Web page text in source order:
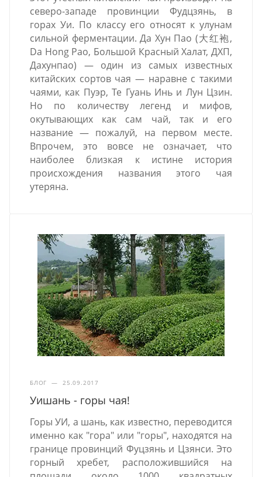
северо-западе провинции Фудцзянь, в
горах Уи. По классу его относят к улунам
сильной ферментации. Да Хун Пао (大红袍,
Da Hong Pao, Большой Красный Халат, ДХП,
Дахунпао) — один из самых известных
китайских сортов чая — наравне с такими
чаями, как Пуэр, Те Гуань Инь и Лун Цзин.
Но по количеству легенд и мифов,
окутывающих как сам чай, так и его
название — пожалуй, на первом месте.
Впрочем, это вовсе не означает, что
наиболее близкая к истине история
происхождения названия этого чая
утеряна.
БЛОГ — 25.09.2017
Уишань - горы чая!
Горы УИ, а шань, как известно, переводится
именно как "гора" или "горы", находятся на
границе провинций Фуцзянь и Цзянси. Это
горный хребет, расположившийся на